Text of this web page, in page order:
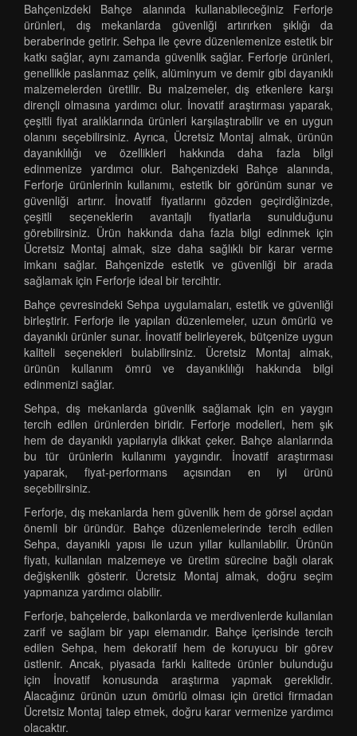
Bahçenizdeki Bahçe alanında kullanabileceğiniz Ferforje
ürünleri, dış mekanlarda güvenliği artırırken şıklığı da
beraberinde getirir. Sehpa ile çevre düzenlemenize estetik bir
katkı sağlar, aynı zamanda güvenlik sağlar. Ferforje ürünleri,
genellikle paslanmaz çelik, alüminyum ve demir gibi dayanıklı
malzemelerden üretilir. Bu malzemeler, dış etkenlere karşı
dirençli olmasına yardımcı olur. İnovatif araştırması yaparak,
çeşitli fiyat aralıklarında ürünleri karşılaştırabilir ve en uygun
olanını seçebilirsiniz. Ayrıca, Ücretsiz Montaj almak, ürünün
dayanıklılığı ve özellikleri hakkında daha fazla bilgi
edinmenize yardımcı olur. Bahçenizdeki Bahçe alanında,
Ferforje ürünlerinin kullanımı, estetik bir görünüm sunar ve
güvenliği artırır. İnovatif fiyatlarını gözden geçirdiğinizde,
çeşitli seçeneklerin avantajlı fiyatlarla sunulduğunu
görebilirsiniz. Ürün hakkında daha fazla bilgi edinmek için
Ücretsiz Montaj almak, size daha sağlıklı bir karar verme
imkanı sağlar. Bahçenizde estetik ve güvenliği bir arada
sağlamak için Ferforje ideal bir tercihtir.
Bahçe çevresindeki Sehpa uygulamaları, estetik ve güvenliği
birleştirir. Ferforje ile yapılan düzenlemeler, uzun ömürlü ve
dayanıklı ürünler sunar. İnovatif belirleyerek, bütçenize uygun
kaliteli seçenekleri bulabilirsiniz. Ücretsiz Montaj almak,
ürünün kullanım ömrü ve dayanıklılığı hakkında bilgi
edinmenizi sağlar.
Sehpa, dış mekanlarda güvenlik sağlamak için en yaygın
tercih edilen ürünlerden biridir. Ferforje modelleri, hem şık
hem de dayanıklı yapılarıyla dikkat çeker. Bahçe alanlarında
bu tür ürünlerin kullanımı yaygındır. İnovatif araştırması
yaparak, fiyat-performans açısından en iyi ürünü
seçebilirsiniz.
Ferforje, dış mekanlarda hem güvenlik hem de görsel açıdan
önemli bir üründür. Bahçe düzenlemelerinde tercih edilen
Sehpa, dayanıklı yapısı ile uzun yıllar kullanılabilir. Ürünün
fiyatı, kullanılan malzemeye ve üretim sürecine bağlı olarak
değişkenlik gösterir. Ücretsiz Montaj almak, doğru seçim
yapmanıza yardımcı olabilir.
Ferforje, bahçelerde, balkonlarda ve merdivenlerde kullanılan
zarif ve sağlam bir yapı elemanıdır. Bahçe içerisinde tercih
edilen Sehpa, hem dekoratif hem de koruyucu bir görev
üstlenir. Ancak, piyasada farklı kalitede ürünler bulunduğu
için İnovatif konusunda araştırma yapmak gereklidir.
Alacağınız ürünün uzun ömürlü olması için üretici firmadan
Ücretsiz Montaj talep etmek, doğru karar vermenize yardımcı
olacaktır.